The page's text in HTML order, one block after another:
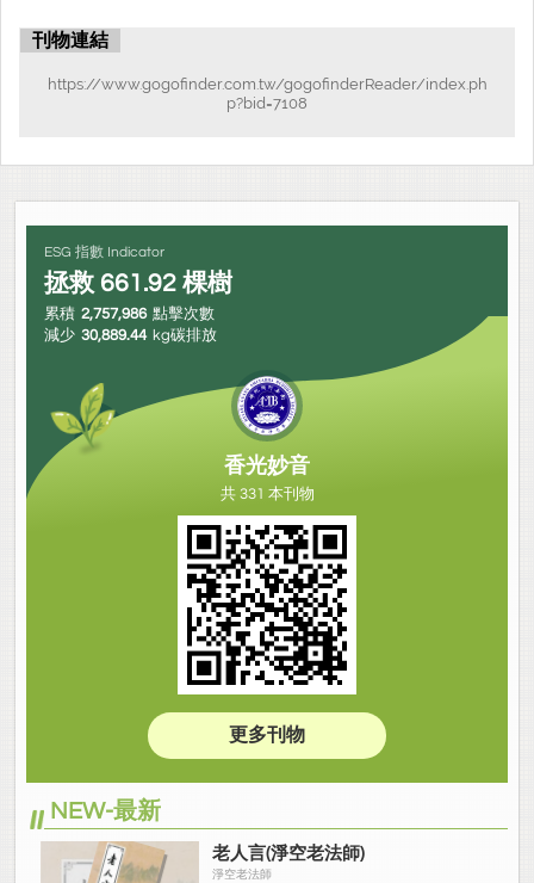
刊物連結
https://www.gogofinder.com.tw/gogofinderReader/index.ph
p?bid=7108
ESG 指數 Indicator
拯救 661.92 棵樹
累積 2,757,986 點擊次數
減少 30,889.44 kg碳排放
香光妙音
共 331 本刊物
更多刊物
NEW-最新
老人言(淨空老法師)
淨空老法師